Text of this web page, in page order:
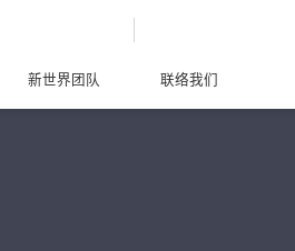
新世界团队 联络我们